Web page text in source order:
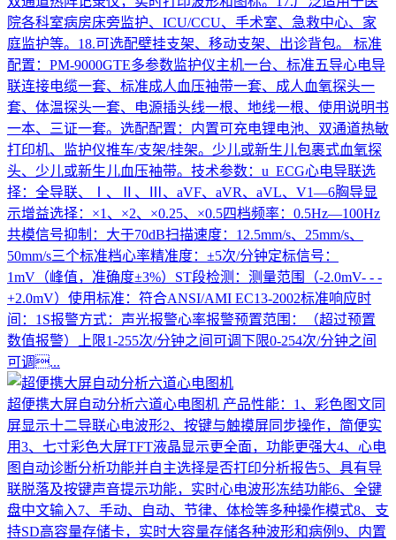
院各科室病房床旁监护、ICU/CCU、手术室、急救中心、家
庭监护等。18.可选配壁挂支架、移动支架、出诊背包。 标准
配置：PM-9000GTE多参数监护仪主机一台、标准五导心电导
联连接电缆一套、标准成人血压袖带一套、成人血氧探头一
套、体温探头一套、电源插头线一根、地线一根、使用说明书
一本、三证一套。选配配置：内置可充电锂电池、双通道热敏
打印机、监护仪推车/支架/挂架。少儿或新生儿包裹式血氧探
头、少儿或新生儿血压袖带。技术参数：u ECG心电导联选
择：全导联、Ⅰ、Ⅱ、Ⅲ、aVF、aVR、aVL、V1—6胸导显
示增益选择：×1、×2、×0.25、×0.5四档频率：0.5Hz—100Hz
共模信号抑制：大于70dB扫描速度：12.5mm/s、25mm/s、
50mm/s三个标准档心率精准度：±5次/分钟定标信号：
1mV（峰值，准确度±3%）ST段检测：测量范围（-2.0mV- - -
+2.0mV）使用标准：符合ANSI/AMI EC13-2002标准响应时
间：1S报警方式：声光报警心率报警预置范围：（超过预置
数值报警）上限1-255次/分钟之间可调下限0-254次/分钟之间
可调...
超便携大屏自动分析六道心电图机 产品性能：1、彩色图文同
屏显示十二导联心电波形2、按键与触摸屏同步操作，简便实
用3、七寸彩色大屏TFT液晶显示更全面，功能更强大4、心电
图自动诊断分析功能并自主选择是否打印分析报告5、具有导
联脱落及按键声音提示功能，实时心电波形冻结功能6、全键
盘中文输入7、手动、自动、节律、体检等多种操作模式8、支
持SD高容量存储卡，实时大容量存储各种波形和病例9、内置